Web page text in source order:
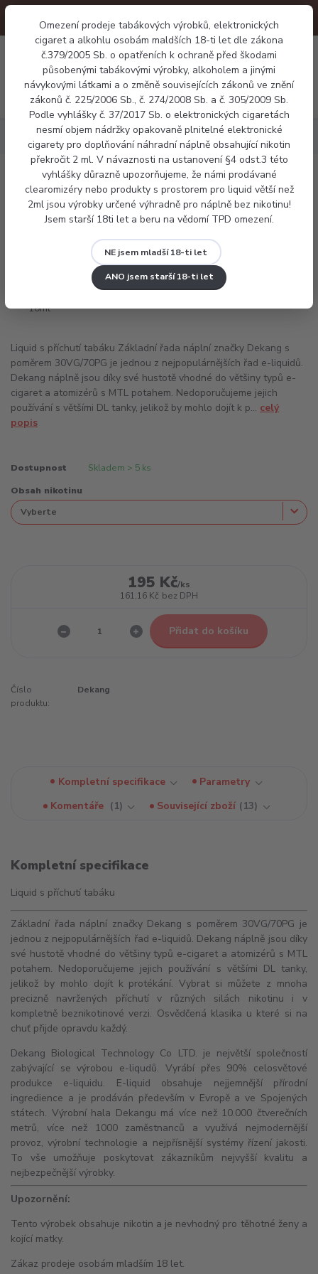
Omezení prodeje tabákových výrobků, elektronických
cigaret a alkohlu osobám maldších 18-ti let dle zákona
č.379/2005 Sb. o opatřeních k ochraně před škodami
působenými tabákovými výrobky, alkoholem a jinými
návykovými látkami a o změně souvisejících zákonů ve znění
zákonů č. 225/2006 Sb., č. 274/2008 Sb. a č. 305/2009 Sb.
Podle vyhlášky č. 37/2017 Sb. o elektronických cigaretách
nesmí objem nádržky opakovaně plnitelné elektronické
cigarety pro doplňování náhradní náplně obsahující nikotin
překročit 2 ml. V návaznosti na ustanovení §4 odst.3 této
vyhlášky důrazně upozorňujeme, že námi prodávané
clearomizéry nebo produkty s prostorem pro liquid větší než
2ml jsou výrobky určené výhradně pro náplně bez nikotinu!
Jsem starší 18ti let a beru na vědomí TPD omezení.
NE jsem mladší 18-ti let
ANO jsem starší 18-ti let
Menu
0 Kč
Tabákové E-liquid Dekang DAF 10ml
E-liquid Dekang DAF 10ml
Liquid s příchutí tabáku Základní řada náplní značky Dekang s
poměrem 30VG/70PG je jednou z nejpopulárnějších řad e-liquidů.
Dekang náplně jsou díky své hustotě vhodné do většiny typů e-
cigaret a atomizérů s MTL potahem. Nedoporučujeme jejich
používání s většími DL tanky, jelikož by mohlo dojít k p... celý
popis
Dostupnost Skladem > 5 ks
Obsah nikotinu
195 Kč/ks
161,16 Kč bez DPH
Přidat do košíku
Číslo
produktu:
Dekang
Kompletní specifikace
Parametry
Komentáře
1 Související zboží 13
Kompletní specifikace
Liquid s příchutí tabáku
Základní řada náplní značky Dekang s poměrem 30VG/70PG je
jednou z nejpopulárnějších řad e-liquidů. Dekang náplně jsou díky
své hustotě vhodné do většiny typů e-cigaret a atomizérů s MTL
potahem. Nedoporučujeme jejich používání s většími DLtanky,
jelikož by mohlo dojít k protékání. Vybrat si můžete z mnoha
precizně navržených příchutí v různých silách nikotinu i v
kompletně beznikotinové verzi. Osvědčená klasika u které si na
chuť přijde opravdu každý.
Dekang Biological Technology Co LTD. je největší společností
zabývající se výrobou e-liqudů. Vyrábí přes 90% celosvětové
produkce e-liquidu. E-liquid obsahuje nejjemnější přírodní
ingredience a je prodáván především v Evropě a ve Spojených
státech. Výrobní hala Dekangu má více než 10.000 čtverečních
metrů, více než 1000 zaměstnanců a využívá nejmodernější
provoz, výrobní technologie a nejpřísnější systémy řízení jakosti.
To vše umožňuje poskytovat zákazníkům nejvyšší kvalitu a
nejbezpečnější výrobky.
Upozornění:
Tento výrobek obsahuje nikotin a je nevhodný pro těhotné ženy a
kojící matky.
Zákaz prodeje osobám mladším 18 let.